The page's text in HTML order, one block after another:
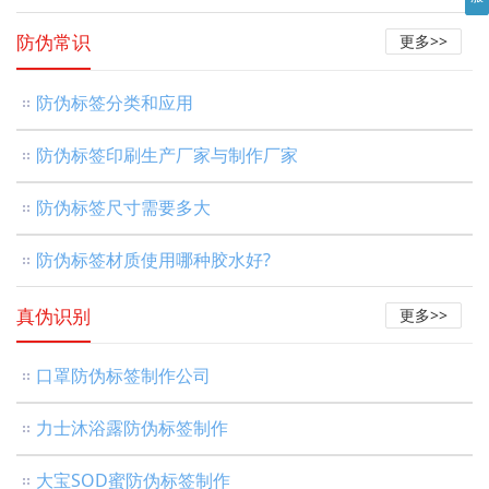
防伪常识 更多>>
防伪标签分类和应用
防伪标签印刷生产厂家与制作厂家
防伪标签尺寸需要多大
防伪标签材质使用哪种胶水好?
真伪识别 更多>>
口罩防伪标签制作公司
力士沐浴露防伪标签制作
大宝SOD蜜防伪标签制作